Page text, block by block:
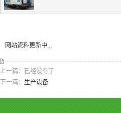
网站资料更新中...
上一篇：已经没有了
下一篇： 生产设备